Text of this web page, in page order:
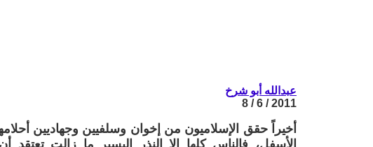
عبدالله أبو شرخ
2011 / 6 / 8
أخيراً حقق الإسلاميون من إخوان وسلفيين وجهاديين